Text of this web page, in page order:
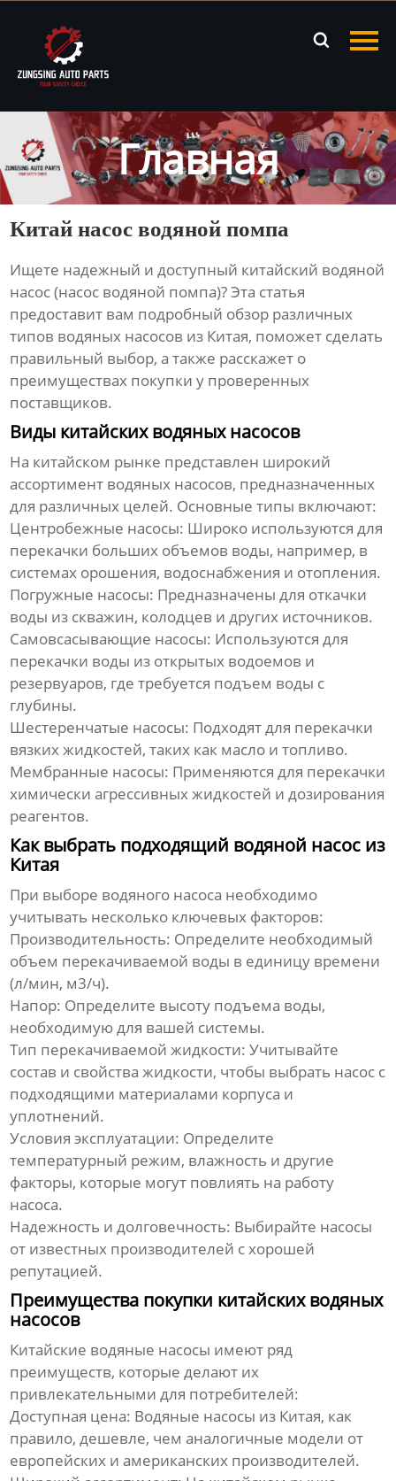

Продукция
Новости
О нас
Контакты
Главная
Китай насос водяной помпа
Ищете надежный и доступный китайский водяной
насос(насос водяной помпа)? Эта статья
предоставит вам подробный обзор различных
типов водяных насосов из Китая, поможет сделать
правильный выбор, а также расскажет о
преимуществах покупки у проверенных
поставщиков.
Виды китайских водяных насосов
На китайском рынке представлен широкий
ассортимент водяных насосов, предназначенных
для различных целей. Основные типы включают:
Центробежные насосы: Широко используются для
перекачки больших объемов воды, например, в
системах орошения, водоснабжения и отопления.
Погружные насосы: Предназначены для откачки
воды из скважин, колодцев и других источников.
Самовсасывающие насосы: Используются для
перекачки воды из открытых водоемов и
резервуаров, где требуется подъем воды с
глубины.
Шестеренчатые насосы: Подходят для перекачки
вязких жидкостей, таких как масло и топливо.
Мембранные насосы: Применяются для перекачки
химически агрессивных жидкостей и дозирования
реагентов.
Как выбрать подходящий водяной насос из
Китая
При выборе водяного насоса необходимо
учитывать несколько ключевых факторов:
Производительность: Определите необходимый
объем перекачиваемой воды в единицу времени
(л/мин, м3/ч).
Напор: Определите высоту подъема воды,
необходимую для вашей системы.
Тип перекачиваемой жидкости: Учитывайте
состав и свойства жидкости, чтобы выбрать насос с
подходящими материалами корпуса и
уплотнений.
Условия эксплуатации: Определите
температурный режим, влажность и другие
факторы, которые могут повлиять на работу
насоса.
Надежность и долговечность: Выбирайте насосы
от известных производителей с хорошей
репутацией.
Преимущества покупки китайских водяных
насосов
Китайские водяные насосы имеют ряд
преимуществ, которые делают их
привлекательными для потребителей:
Доступная цена: Водяные насосы из Китая, как
правило, дешевле, чем аналогичные модели от
европейских и американских производителей.